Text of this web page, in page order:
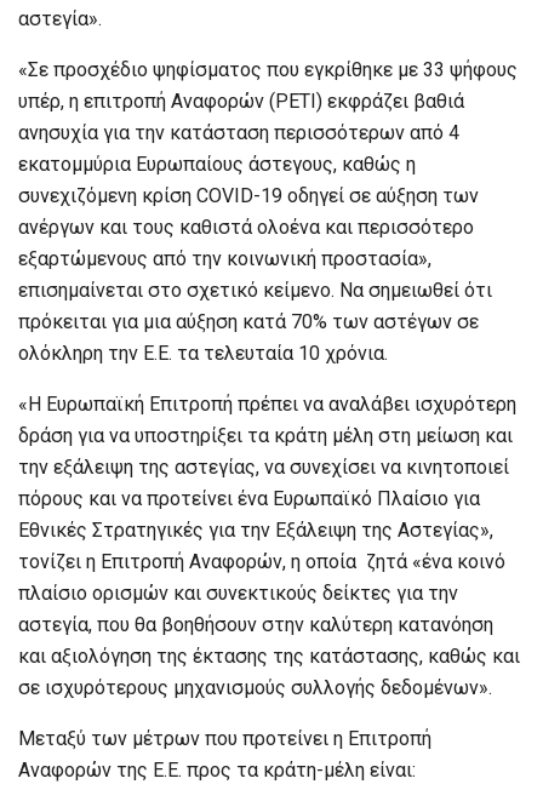
αστεγία».
«Σε προσχέδιο ψηφίσματος που εγκρίθηκε με 33 ψήφους
υπέρ, η επιτροπή Αναφορών (PETI) εκφράζει βαθιά
ανησυχία για την κατάσταση περισσότερων από 4
εκατομμύρια Ευρωπαίους άστεγους, καθώς η
συνεχιζόμενη κρίση COVID-19 οδηγεί σε αύξηση των
ανέργων και τους καθιστά ολοένα και περισσότερο
εξαρτώμενους από την κοινωνική προστασία»,
επισημαίνεται στο σχετικό κείμενο. Να σημειωθεί ότι
πρόκειται για μια αύξηση κατά 70% των αστέγων σε
ολόκληρη την Ε.Ε. τα τελευταία 10 χρόνια.
«Η Ευρωπαϊκή Επιτροπή πρέπει να αναλάβει ισχυρότερη
δράση για να υποστηρίξει τα κράτη μέλη στη μείωση και
την εξάλειψη της αστεγίας, να συνεχίσει να κινητοποιεί
πόρους και να προτείνει ένα Ευρωπαϊκό Πλαίσιο για
Εθνικές Στρατηγικές για την Εξάλειψη της Αστεγίας»,
τονίζει η Επιτροπή Αναφορών, η οποία ζητά «ένα κοινό
πλαίσιο ορισμών και συνεκτικούς δείκτες για την
αστεγία, που θα βοηθήσουν στην καλύτερη κατανόηση
και αξιολόγηση της έκτασης της κατάστασης, καθώς και
σε ισχυρότερους μηχανισμούς συλλογής δεδομένων».
Μεταξύ των μέτρων που προτείνει η Επιτροπή
Αναφορών της Ε.Ε. προς τα κράτη-μέλη είναι: